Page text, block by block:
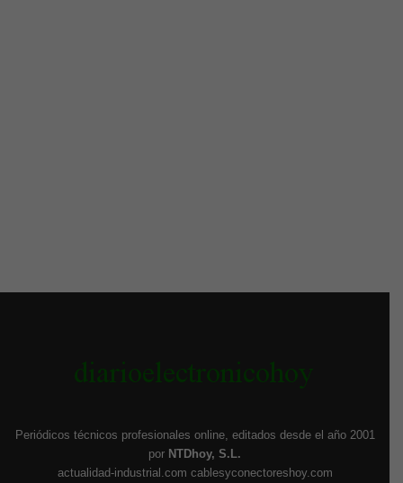
Periódicos técnicos profesionales online, editados desde el año 2001
por NTDhoy, S.L.
actualidad-industrial.com cablesyconectoreshoy.com